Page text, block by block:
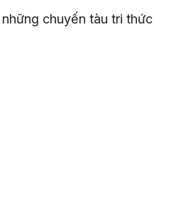
chuyến tàu tri thức